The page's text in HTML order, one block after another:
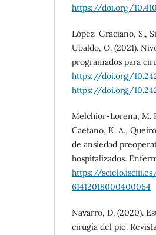
https://doi.org/
López-Graciano, S.,
Ubaldo, O. (2021).
programados para
https://doi.org/
https://doi.org/
Melchior-Lorena, M.
Caetano, K. A.,
de ansiedad
hospitalizados.
https://
61412018000400064
Navarro, D. (2020).
cirugía del pie.